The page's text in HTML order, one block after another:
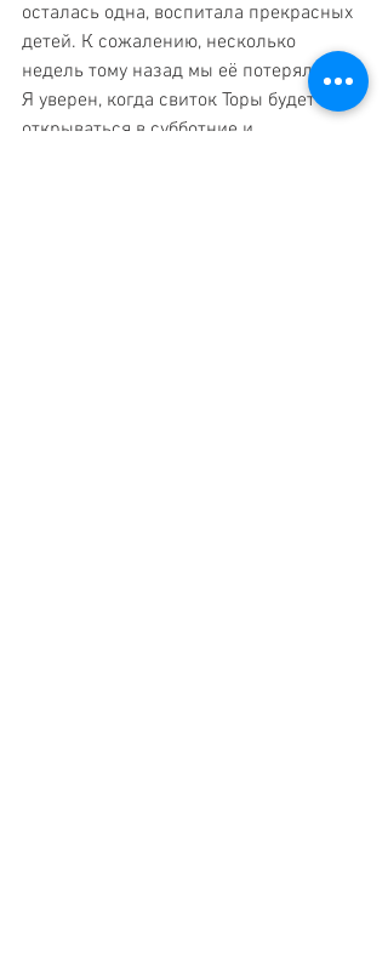
осталась одна, воспитала прекрасных
детей. К сожалению, несколько
недель тому назад мы её потеряли.
Я уверен, когда свиток Торы будет
открываться в субботние и